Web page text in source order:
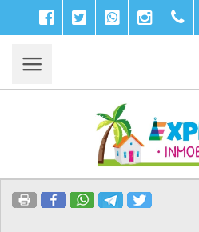
FacebookTwitter WhatsApp